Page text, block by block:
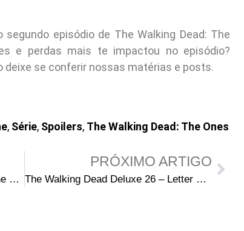
episódio de The Walking Dead: The
e perdas mais te impactou no episódio?
deixe se conferir nossas matérias e posts.
, Série, Spoilers, The Walking Dead: The Ones
Episódio 2 de The Walking Dead: The Ones Who Live vaza na internet
PRÓXIMO ARTIGO
The Walking Dead Deluxe 26 – Letter Hacks: Respondendo aos fãs